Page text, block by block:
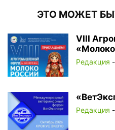
ЭТО МОЖЕТ
VIII
Редакция -
Редакция -